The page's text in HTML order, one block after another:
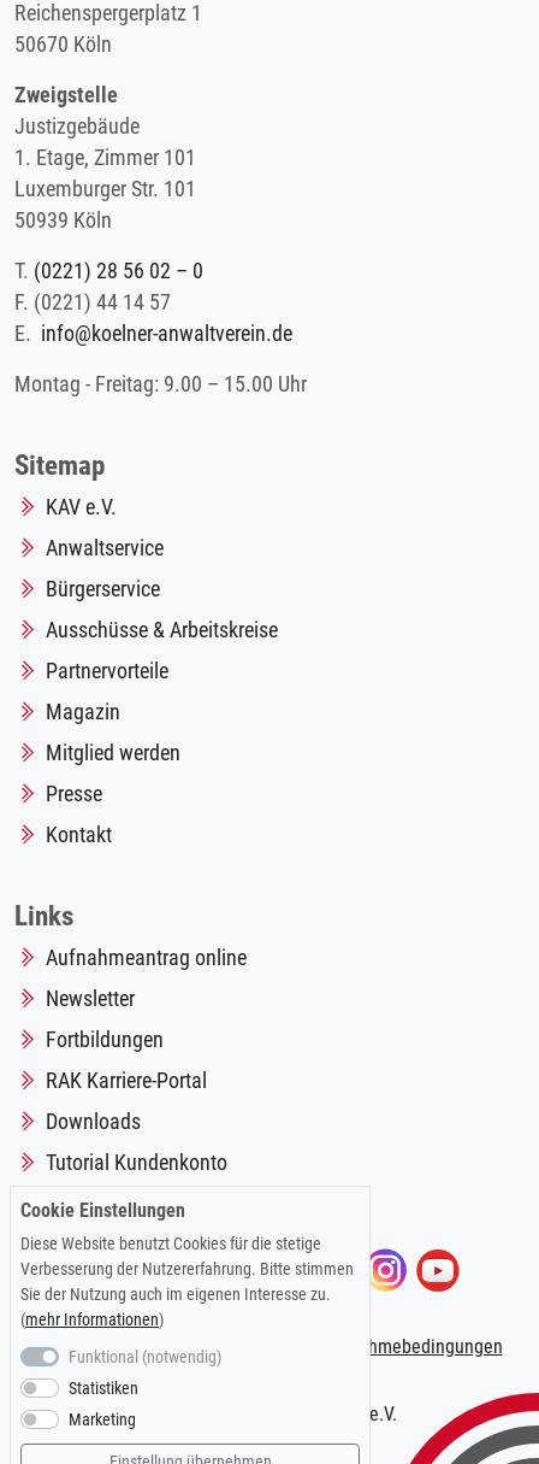
Reichenspergerplatz 1
50670 Köln
Zweigstelle
Justizgebäude
1. Etage, Zimmer 101
Luxemburger Str. 101
50939 Köln
T. (0221) 28 56 02 – 0
F. (0221) 44 14 57
E. info@koelner-anwaltverein.de
Montag - Freitag: 9.00 – 15.00 Uhr
Sitemap
KAV e.V.
Anwaltservice
Bürgerservice
Ausschüsse & Arbeitskreise
Partnervorteile
Magazin
Mitglied werden
Presse
Kontakt
Links
Aufnahmeantrag online
Newsletter
Fortbildungen
RAK Karriere-Portal
Downloads
Tutorial Kundenkonto
Folgen Sie uns auf:
Impressum |Datenschutzerklärung Teilnahmebedingungen
© 2026 Kölner AnwaltVerein e.V.
Cookie Einstellungen
Diese Website benutzt Cookies für die stetige
Verbesserung der Nutzererfahrung. Bitte stimmen
Sie der Nutzung auch im eigenen Interesse zu.
(mehr Informationen)
Funktional (notwendig)
Statistiken
Marketing